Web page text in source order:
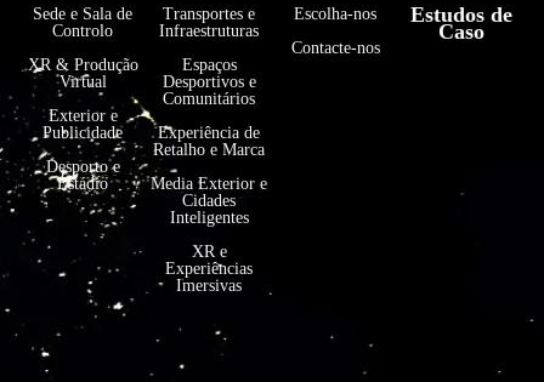
Sede e Sala de
Controlo
XR & Produção
Virtual
Exterior e
Publicidade
Desporto e
Estádio
Transportes e
Infraestruturas
Espaços
Desportivos e
Comunitários
Experiência de
Retalho e Marca
Media Exterior e
Cidades
Inteligentes
XR e
Experiências
Imersivas
Escolha-nos
Contacte-nos
Estudos de
Caso